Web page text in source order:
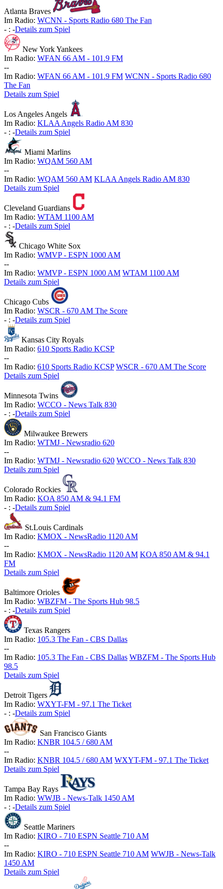
Atlanta Braves
Im Radio: WCNN - Sports Radio 680 The Fan
- : -Details zum Spiel
New York Yankees
Im Radio: WFAN 66 AM - 101.9 FM
--
Im Radio: WFAN 66 AM - 101.9 FM WCNN - Sports Radio 680
The Fan
Details zum Spiel
Los Angeles Angels
Im Radio: KLAA Angels Radio AM 830
- : -Details zum Spiel
Miami Marlins
Im Radio: WQAM 560 AM
--
Im Radio: WQAM 560 AM KLAA Angels Radio AM 830
Details zum Spiel
Cleveland Guardians
Im Radio: WTAM 1100 AM
- : -Details zum Spiel
Chicago White Sox
Im Radio: WMVP - ESPN 1000 AM
--
Im Radio: WMVP - ESPN 1000 AM WTAM 1100 AM
Details zum Spiel
Chicago Cubs
Im Radio: WSCR - 670 AM The Score
- : -Details zum Spiel
Kansas City Royals
Im Radio: 610 Sports Radio KCSP
--
Im Radio: 610 Sports Radio KCSP WSCR - 670 AM The Score
Details zum Spiel
Minnesota Twins
Im Radio: WCCO - News Talk 830
- : -Details zum Spiel
Milwaukee Brewers
Im Radio: WTMJ - Newsradio 620
--
Im Radio: WTMJ - Newsradio 620 WCCO - News Talk 830
Details zum Spiel
Colorado Rockies
Im Radio: KOA 850 AM & 94.1 FM
- : -Details zum Spiel
St.Louis Cardinals
Im Radio: KMOX - NewsRadio 1120 AM
--
Im Radio: KMOX - NewsRadio 1120 AM KOA 850 AM & 94.1
FM
Details zum Spiel
Baltimore Orioles
Im Radio: WBZFM - The Sports Hub 98.5
- : -Details zum Spiel
Texas Rangers
Im Radio: 105.3 The Fan - CBS Dallas
--
Im Radio: 105.3 The Fan - CBS Dallas WBZFM - The Sports Hub
98.5
Details zum Spiel
Detroit Tigers
Im Radio: WXYT-FM - 97.1 The Ticket
- : -Details zum Spiel
San Francisco Giants
Im Radio: KNBR 104.5 / 680 AM
--
Im Radio: KNBR 104.5 / 680 AM WXYT-FM - 97.1 The Ticket
Details zum Spiel
Tampa Bay Rays
Im Radio: WWJB - News-Talk 1450 AM
- : -Details zum Spiel
Seattle Mariners
Im Radio: KIRO - 710 ESPN Seattle 710 AM
--
Im Radio: KIRO - 710 ESPN Seattle 710 AM WWJB - News-Talk
1450 AM
Details zum Spiel